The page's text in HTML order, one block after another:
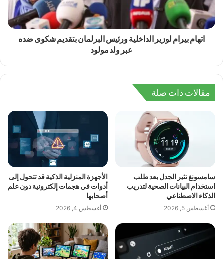
اتهام بيرام لوزير الداخلية ورئيس البرلمان بتقديم شكوى ضده
عبر ولد مولود
مقالات ذات صلة
سامسونغ تثير الجدل بعد طلب
استخدام البيانات الصحية لتدريب
الذكاء الاصطناعي
أغسطس 5, 2026
الأجهزة المنزلية الذكية قد تتحول إلى
أدوات في هجمات إلكترونية دون علم
أصحابها
أغسطس 4, 2026